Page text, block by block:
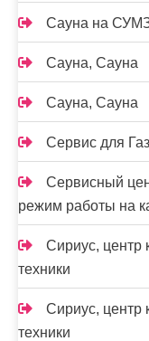
Сауна на
Сауна, Сауна
Сауна, Сауна
Сервис для
Сервисный
режим работы на
Сириус, центр
техники
Сириус, центр
техники